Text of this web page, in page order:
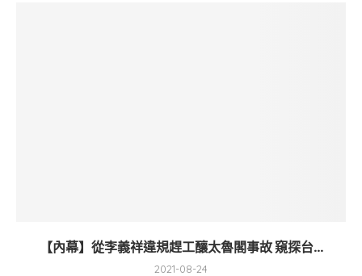
【內幕】從李義祥違規趕工釀太魯閣事故 窺探台...
2021-08-24